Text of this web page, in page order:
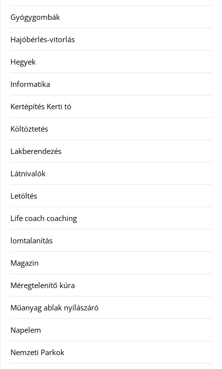
Gyógygombák
Hajóbérlés-vitorlás
Hegyek
Informatika
Kertépítés Kerti tó
Költöztetés
Lakberendezés
Látnivalók
Letöltés
Life coach coaching
lomtalanítás
Magazin
Méregtelenítő kúra
Műanyag ablak nyílászáró
Napelem
Nemzeti Parkok